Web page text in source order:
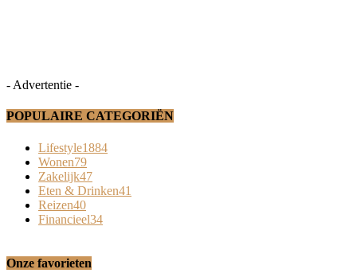
- Advertentie -
POPULAIRE CATEGORIËN
Lifestyle1884
Wonen79
Zakelijk47
Eten & Drinken41
Reizen40
Financieel34
Onze favorieten